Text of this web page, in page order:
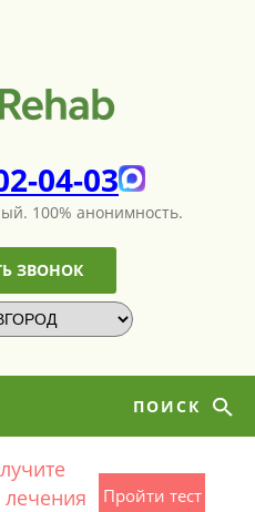
04-03
100% анонимность.
ЗВОНОК
ПОИСК
Пройти тест